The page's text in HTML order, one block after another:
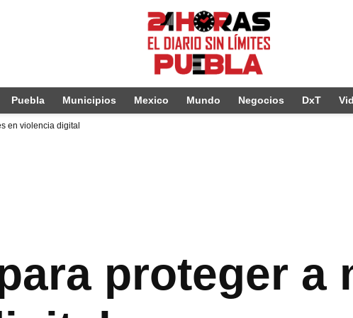
Puebla Municipios Mexico Mundo Negocios DxT
en violencia digital
proteger a